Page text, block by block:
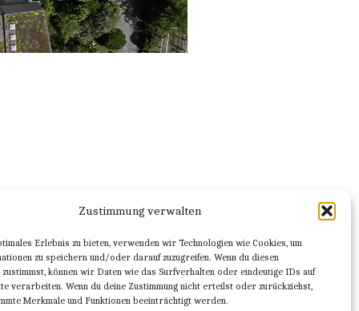
Zustimmung verwalten
Erlebnis zu bieten, verwenden wir Technologien wie Cookies, um
zu speichern und/oder darauf zuzugreifen. Wenn du diesen
zustimmst, können wir Daten wie das Surfverhalten oder eindeutige IDs auf
verarbeiten. Wenn du deine Zustimmung nicht erteilst oder zurückziehst,
Merkmale und Funktionen beeinträchtigt werden.
| Datenschutz Kontakt